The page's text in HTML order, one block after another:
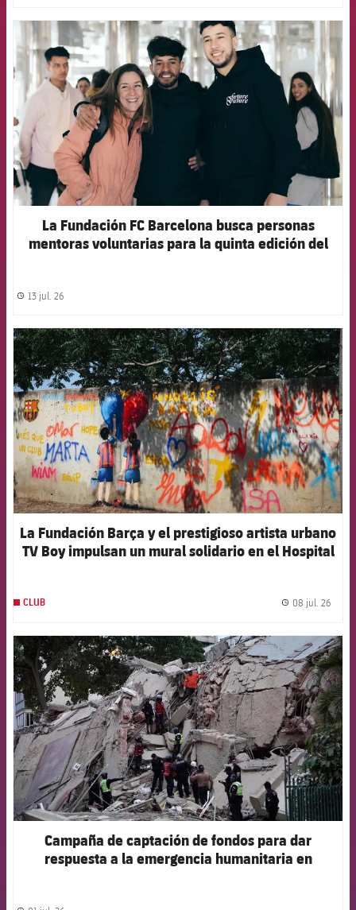
FCB Barcelona badge
La Fundación FC Barcelona busca personas
mentoras voluntarias para la quinta edición del
label.share.clock
13 jul. 26
FCB Barcelona badge
La Fundación Barça y el prestigioso artista urbano
TV Boy impulsan un mural solidario en el Hospital
CLUB 08 jul. 26
FCB Barcelona badge
Campaña de captación de fondos para dar
respuesta a la emergencia humanitaria en